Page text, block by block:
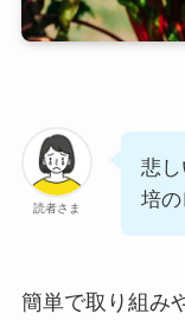
読者さま
悲
培
簡単で取り組み